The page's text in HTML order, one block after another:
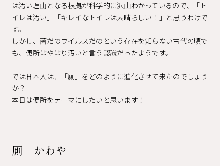
は汚い理由となる根拠が科学的に沢山わかっているので、「ト
イレは汚い」「キレイなトイレは素晴らしい！」と思うわけで
す。
しかし、菌だのウイルスだのという存在を知らない古代の頃で
も、便所はやはり汚いと言う認識だったようです。
では日本人は、「厠」をどのように進化させて来たのでしょう
か？
本日は便所をテーマにしたいと思います！
厠 かわや